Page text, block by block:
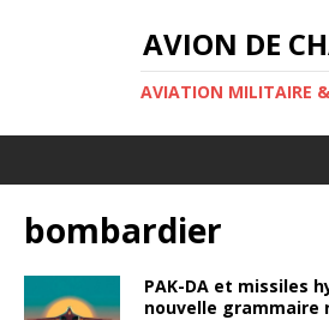
AVION DE
AVIATION MILITAIRE &
bombardier
PAK-DA et missiles
nouvelle grammaire